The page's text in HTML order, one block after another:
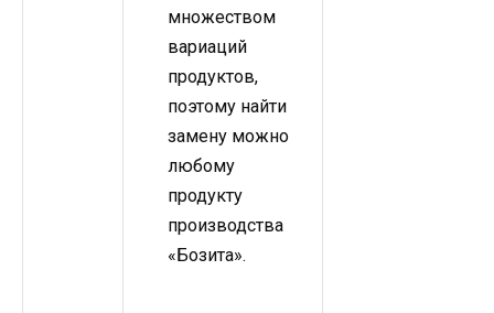
множеством
вариаций
продуктов,
поэтому найти
замену можно
любому
продукту
производства
«Бозита».